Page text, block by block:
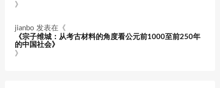
》
jianbo 发表在《
《宗子维城：从考古材料的角度看公元前1000至前250年
的中国社会》
》